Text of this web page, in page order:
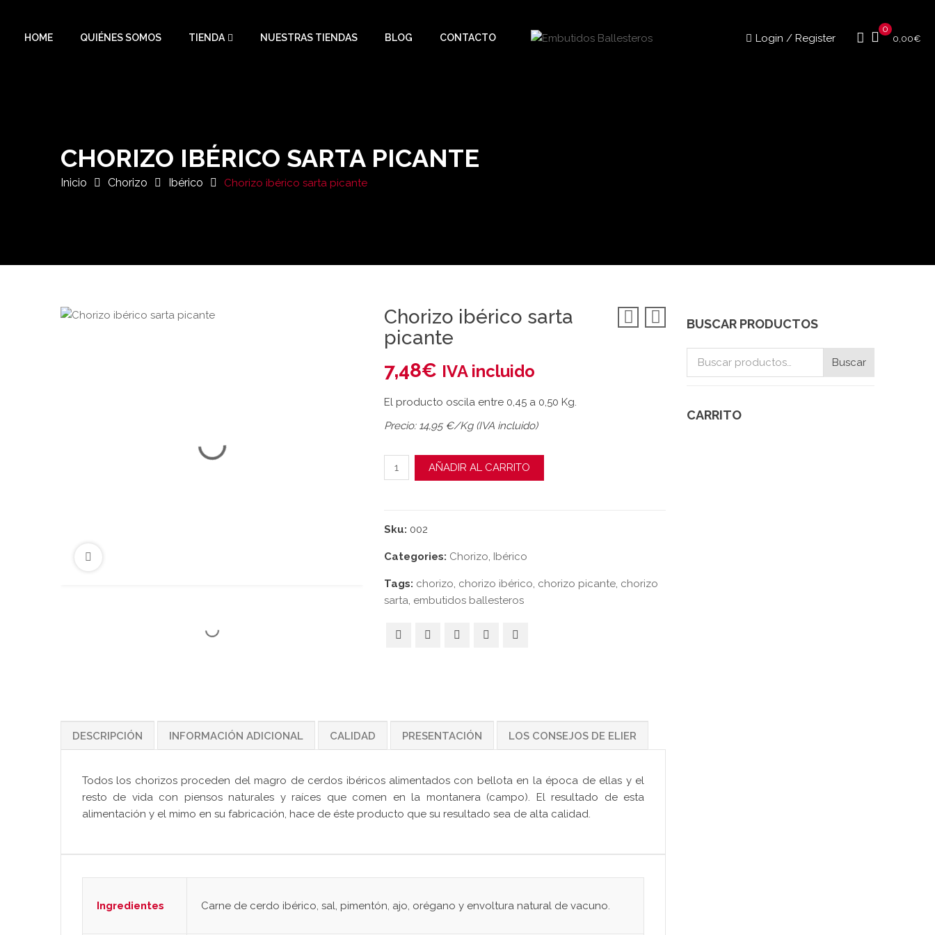
HOME QUIÉNES SOMOS TIENDA NUESTRAS TIENDAS BLOG CONTACTO Login / Register
0
0,00€
CHORIZO IBÉRICO SARTA PICANTE
Inicio Chorizo Ibérico Chorizo ibérico sarta picante
Chorizo ibérico sarta
picante
7,48€ IVA incluido
El producto oscila entre 0,45 a 0,50 Kg.
Precio: 14,95 €/Kg (IVA incluido)
Chorizo ibérico sarta picante cantidad
AÑADIR AL CARRITO
Sku: 002
Categories: Chorizo, Ibérico
Tags: chorizo, chorizo ibérico, chorizo picante, chorizo
sarta, embutidos ballesteros
DESCRIPCIÓN INFORMACIÓN ADICIONAL CALIDAD PRESENTACIÓN LOS CONSEJOS DE ELIER
Todos los chorizos proceden del magro de cerdos ibéricos alimentados con bellota en la época de ellas y el
resto de vida con piensos naturales y raíces que comen en la montanera (campo). El resultado de esta
alimentación y el mimo en su fabricación, hace de éste producto que su resultado sea de alta calidad.
Ingredientes Carne de cerdo ibérico, sal, pimentón, ajo, orégano y envoltura natural de vacuno.
BUSCAR PRODUCTOS
Buscar
CARRITO